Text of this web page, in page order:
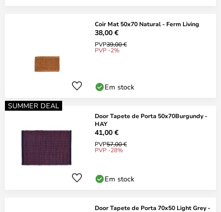
Coir Mat 50x70 Natural - Ferm Living
38,00 €
PVP39,00 €
PVP -2%
Em stock
SUMMER DEAL
Door Tapete de Porta 50x70Burgundy -
HAY
41,00 €
PVP57,00 €
PVP -28%
Em stock
Door Tapete de Porta 70x50 Light Grey -